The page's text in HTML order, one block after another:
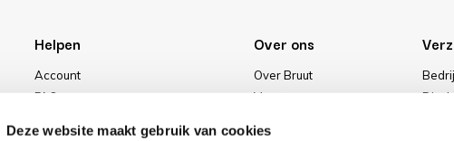
Deze website maakt gebruik van cookies
Helpen
Account
FAQ
Over ons
Over Bruut
Vacatures